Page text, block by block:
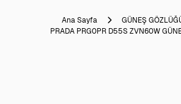
Ana Sayfa
GÜNEŞ
PRADA PRG0PR D55S ZVN60W